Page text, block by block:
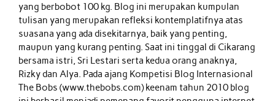
yang berbobot 100 kg. Blog ini merupakan kumpulan
tulisan yang merupakan refleksi kontemplatifnya atas
suasana yang ada disekitarnya, baik yang penting,
maupun yang kurang penting. Saat ini tinggal di Cikarang
bersama istri, Sri Lestari serta kedua orang anaknya,
Rizky dan Alya. Pada ajang Kompetisi Blog Internasional
The Bobs (www.thebobs.com) keenam tahun 2010 blog